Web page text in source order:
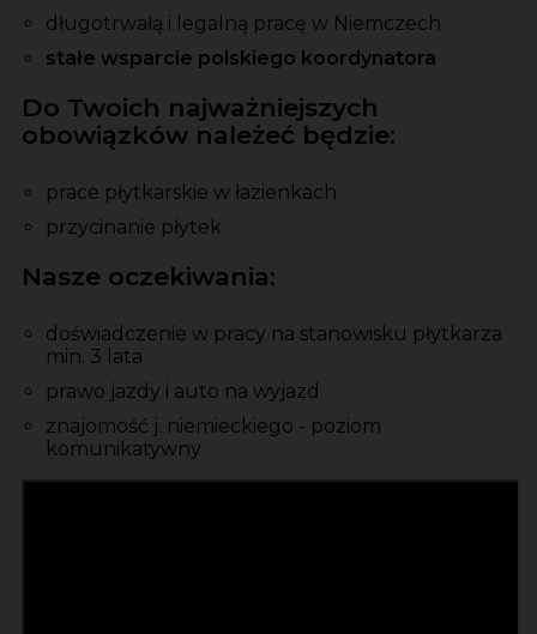
długotrwałą i legalną pracę w Niemczech
stałe wsparcie polskiego koordynatora
Do Twoich najważniejszych
obowiązków należeć będzie:
prace płytkarskie w łazienkach
przycinanie płytek
Nasze oczekiwania:
doświadczenie w pracy na stanowisku płytkarza
min. 3 lata
prawo jazdy i auto na wyjazd
znajomość j. niemieckiego - poziom
komunikatywny